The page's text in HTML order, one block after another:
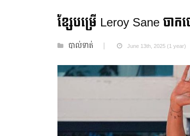
ខ្សែបម្រើ Leroy Sane ចា
បាល់ទាត់ June 13th, 2025 (1 year)